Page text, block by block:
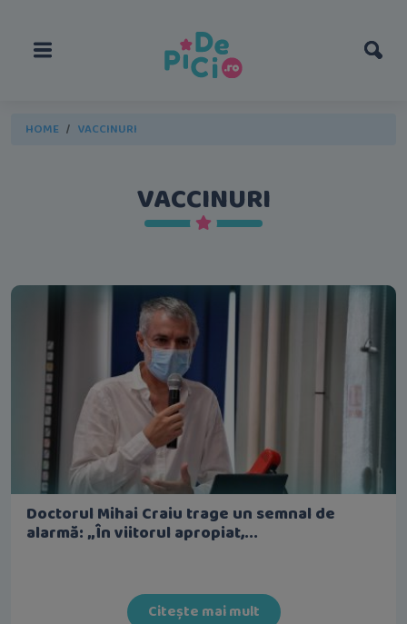
HOME VACCINURI
VACCINURI
Doctorul Mihai Craiu trage un semnal de
alarmă: „În viitorul apropiat,...
Citește mai mult